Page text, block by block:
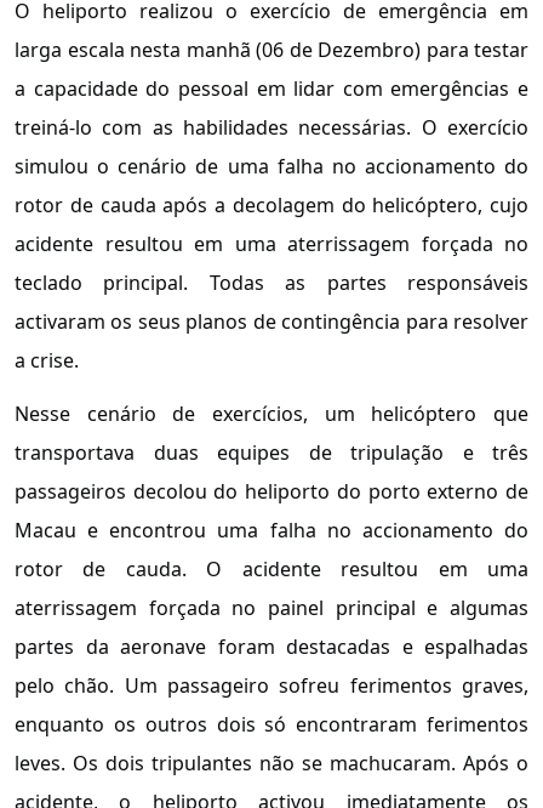
O heliporto realizou o exercício de emergência em
larga escala nesta manhã (06 de Dezembro) para testar
a capacidade do pessoal em lidar com emergências e
treiná-lo com as habilidades necessárias. O exercício
simulou o cenário de uma falha no accionamento do
rotor de cauda após a decolagem do helicóptero, cujo
acidente resultou em uma aterrissagem forçada no
teclado principal. Todas as partes responsáveis
activaram os seus planos de contingência para resolver
a crise.
Nesse cenário de exercícios, um helicóptero que
transportava duas equipes de tripulação e três
passageiros decolou do heliporto do porto externo de
Macau e encontrou uma falha no accionamento do
rotor de cauda. O acidente resultou em uma
aterrissagem forçada no painel principal e algumas
partes da aeronave foram destacadas e espalhadas
pelo chão. Um passageiro sofreu ferimentos graves,
enquanto os outros dois só encontraram ferimentos
leves. Os dois tripulantes não se machucaram. Após o
acidente, o heliporto activou imediatamente os